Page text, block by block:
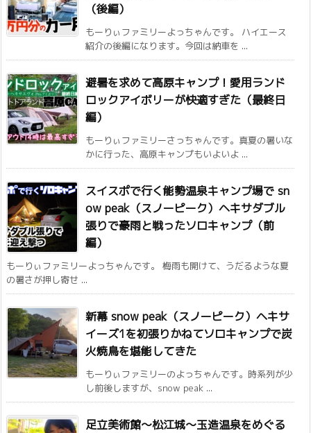
（後編）
もーりぃファミリーよっちゃんです。 ハイエース
紹介の後編になります。今回は納車を ...
避暑を求めて高原キャンプ！愛用ランド
ロックアイボリーが快適すぎた（最終日
編）
もーりぃファミリーさっちゃんです。真夏の暑いな
かに行った、高原キャンプもいよいよ ...
スイスポで行く能勢温泉キャンプ場で sn
ow peak（スノーピーク）ヘキサダブル
張りで豪雨と戦ったソロキャンプ（前
編）
もーりぃファミリーよっちゃんです。 梅雨も開けて、うだるような夏
の暑さが押し寄せ ...
新幕 snow peak（スノーピーク）ヘキサ
イーズ1を初張りかねてソロキャンプで炭
火焼鳥を堪能してきた
もーりぃファミリーのよっちゃんです。時系列が少
し前後しますが、snow peak ...
足立美術館〜松江城〜玉造温泉をめぐる